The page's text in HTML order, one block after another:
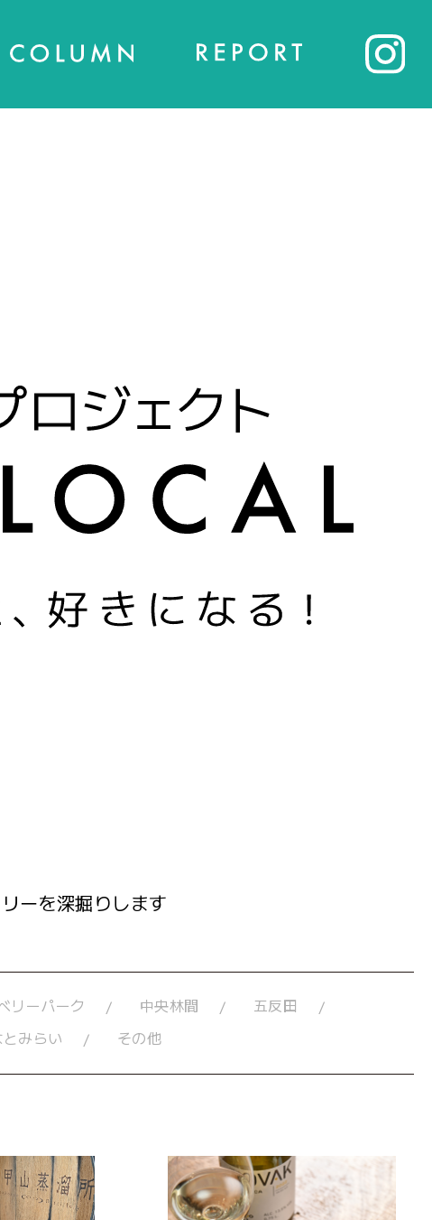
ーを深掘りします
リーパーク 中央林間 五反田
みらい その他